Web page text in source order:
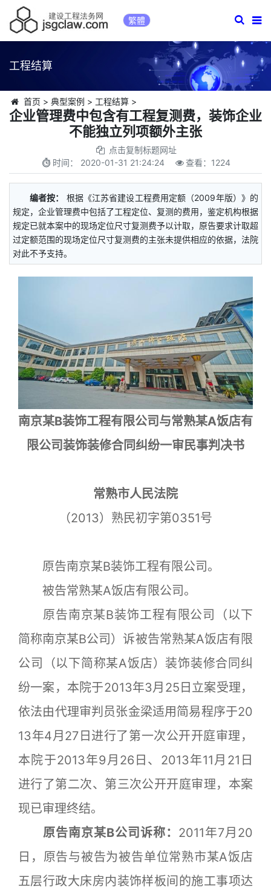
繁體
工程结算
首页 > 典型案例 > 工程结算>
企业管理费中包含有工程复测费，装饰企业
不能独立列项额外主张
点击复制标题网址
时间： 2020-01-31 21:24:24 查看： 1224
编者按：
根据《江苏省建设工程费用定额（2009年版）》的
规定，企业管理费中包括了工程定位、复测的费用，鉴定机构根据
规定已就本案中的现场定位尺寸复测费予以计取，原告要求计取超
过定额范围的现场定位尺寸复测费的主张未提供相应的依据，法院
对此不予支持。
南京某B装饰工程有限公司与常熟某A饭店有
限公司装饰装修合同纠纷一审民事判决书
常熟市人民法院
（2013）熟民初字第0351号
原告南京某B装饰工程有限公司。
被告常熟某A饭店有限公司。
原告南京某B装饰工程有限公司（以下
简称南京某B公司）诉被告常熟某A饭店有限
公司（以下简称某A饭店）装饰装修合同纠
纷一案，本院于2013年3月25日立案受理，
依法由代理审判员张金梁适用简易程序于20
13年4月27日进行了第一次公开开庭审理，
本院于2013年9月26日、2013年11月21日
进行了第二次、第三次公开开庭审理，本案
现已审理终结。
原告南京某B公司诉称： 2011年7月20
日，原告与被告为被告单位常熟市某A饭店
五层行政大床房内装饰样板间的施工事项达